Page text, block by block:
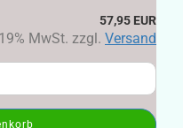
57,95 EUR
MwSt. zzgl. Versand